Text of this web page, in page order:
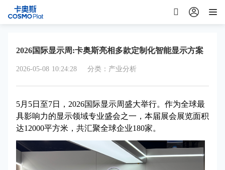
2026国际显示周:卡奥斯亮相多款定制化智能显示方案
2026-05-08 10:24:28 分类：产业分析
5月5日至7日，2026国际显示周盛大举行。作为全球最
具影响力的显示领域专业盛会之一，本届展会展览面积
达12000平方米，共汇聚全球企业180家。